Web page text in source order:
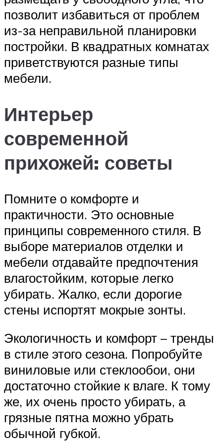
позволит избавиться от проблем
из-за неправильной планировки
постройки. В квадратных комнатах
приветствуются разные типы
мебели.
Интерьер
современной
прихожей: советы
Помните о комфорте и
практичности. Это основные
принципы современного стиля. В
выборе материалов отделки и
мебели отдавайте предпочтения
влагостойким, которые легко
убирать. Жалко, если дорогие
стены испортят мокрые зонты.
Экологичность и комфорт – тренды
в стиле этого сезона. Попробуйте
виниловые или стеклообои, они
достаточно стойкие к влаге. К тому
же, их очень просто убирать, а
грязные пятна можно убрать
обычной губкой.